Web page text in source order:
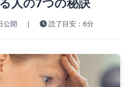
公開 | 読了目安：6分